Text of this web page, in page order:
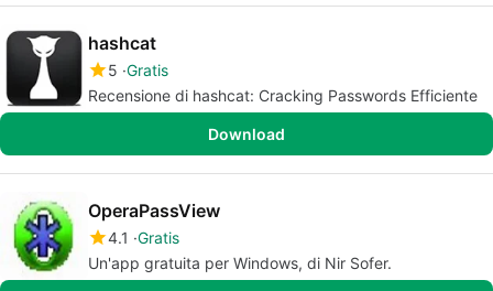
hashcat
5 Gratis
Recensione di hashcat: Cracking Passwords Efficiente
Download
OperaPassView
4.1 Gratis
Un'app gratuita per Windows, di Nir Sofer.